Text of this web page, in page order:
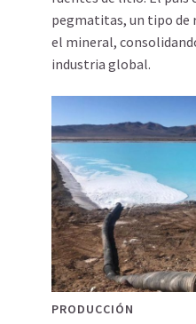
pegmatitas, un tipo de
el mineral,
industria global.
PRODUCCIÓN